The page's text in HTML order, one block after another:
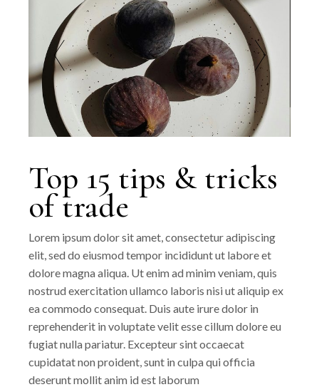
Top 15 tips & tricks
of trade
Lorem ipsum dolor sit amet, consectetur adipiscing
elit, sed do eiusmod tempor incididunt ut labore et
dolore magna aliqua. Ut enim ad minim veniam, quis
nostrud exercitation ullamco laboris nisi ut aliquip ex
ea commodo consequat. Duis aute irure dolor in
reprehenderit in voluptate velit esse cillum dolore eu
fugiat nulla pariatur. Excepteur sint occaecat
cupidatat non proident, sunt in culpa qui officia
deserunt mollit anim id est laborum